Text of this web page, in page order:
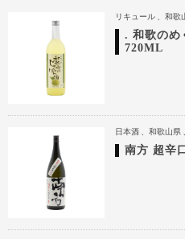
リキュール 和歌
. 和歌のめ
720ML
日本酒 和歌山県
南方 超